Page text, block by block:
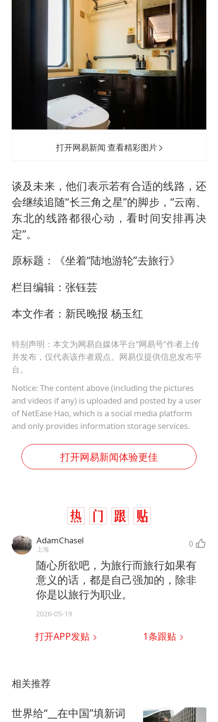
打开网易新闻 查看精彩图片
谈及未来，他们表示若有合适的线路，还
会继续追随“长三角之星”的脚步，“云南、
东北的线路都很心动，看时间安排再决
定”。
原标题：《坐着“陆地游轮”去旅行》
栏目编辑：张钰芸
本文作者：新民晚报 杨玉红
特别声明：本文为网易自媒体平台“网易号”作者上传
并发布，仅代表该作者观点。网易仅提供信息发布平
台。
Notice: The content above (including the pictures
and videos if any) is uploaded and posted by a user
of NetEase Hao, which is a social media platform
and only provides information storage services.
打开网易新闻体验更佳
AdamChasel
上海 0
随心所欲吧，为旅行而旅行如果有
意义的话，都是自己强加的，除非
你是以旅行为职业。
2026-05-19
打开APP发贴 1条跟贴
相关推荐
世界给“__在中国”填新词